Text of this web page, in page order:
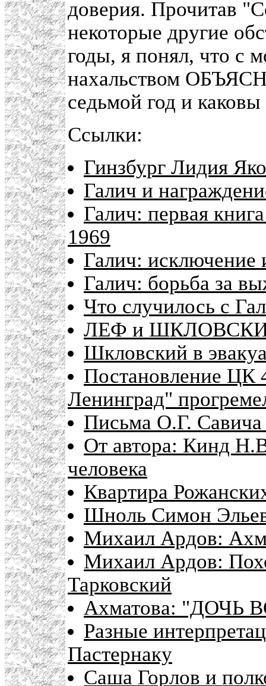
доверия. Прочитав
некоторые другие
годы, я понял, что с
нахальством
седьмой год и
Ссылки:
Гинзбург Лидия
Галич и
Галич: первая
1969
Галич: исключение
Галич: борьба за
Что случилось с
ЛЕФ и
Шкловский в
Постановление ЦК
Ленинград"
Письма О.Г.
От автора: Кинд
человека
Квартира
Шноль Симон
Михаил Ардов:
Михаил Ардов:
Тарковский
Ахматова:
Разные
Пастернаку
Саша Горлов и